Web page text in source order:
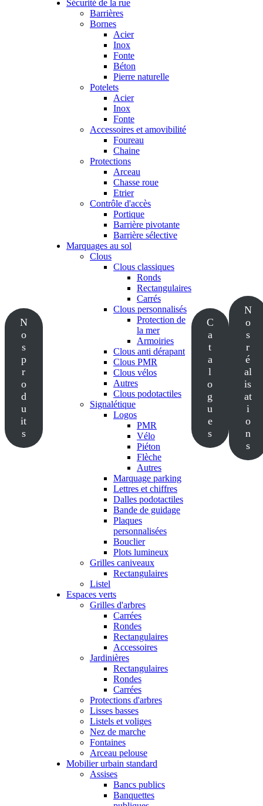
N
o
s
p
r
o
d
u
it
s
Sécurité de la rue
Barrières
Bornes
Acier
Inox
Fonte
Béton
Pierre naturelle
Potelets
Acier
Inox
Fonte
Accessoires et amovibilité
Foureau
Chaine
Protections
Arceau
Chasse roue
Etrier
Contrôle d'accès
Portique
Barrière pivotante
Barrière sélective
Marquages au sol
Clous
Clous classiques
Ronds
Rectangulaires
Carrés
Clous personnalisés
Protection de
la mer
Armoiries
Clous anti dérapant
Clous PMR
Clous vélos
Autres
Clous podotactiles
Signalétique
Logos
PMR
Vélo
Piéton
Flèche
Autres
Marquage parking
Lettres et chiffres
Dalles podotactiles
Bande de guidage
Plaques
personnalisées
Bouclier
Plots lumineux
Grilles caniveaux
Rectangulaires
Listel
Espaces verts
Grilles d'arbres
Carrées
Rondes
Rectangulaires
Accessoires
Jardinières
Rectangulaires
Rondes
Carrées
Protections d'arbres
Lisses basses
Listels et voliges
Nez de marche
Fontaines
Arceau pelouse
Mobilier urbain standard
Assises
Bancs publics
Banquettes
C
a
t
a
l
o
g
u
e
s
N
o
s
r
é
al
is
at
i
o
n
s